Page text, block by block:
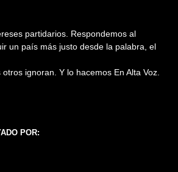
partidarios. Respondemos al
un país más justo desde la palabra, el
ignoran. Y lo hacemos En Alta Voz.
POR: